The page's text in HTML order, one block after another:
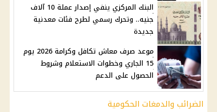
البنك المركزي ينفي إصدار عملة 10 آلاف
جنيه.. وتحرك رسمي لطرح فئات معدنية
جديدة
موعد صرف معاش تكافل وكرامة 2026 يوم
15 الجاري وخطوات الاستعلام وشروط
الحصول على الدعم
الضرائب والدمغات الحكومية